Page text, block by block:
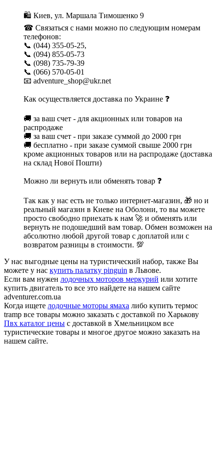
🛍 Киев, ул. Маршала Тимошенко 9
☎ Связаться с нами можно по следующим номерам
телефонов:
📞 (044) 355-05-25,
📞 (094) 855-05-73
📞 (098) 735-79-39
📞 (066) 570-05-01
📧 adventure_shop@ukr.net
Как осуществляется доставка по Украине ❓
🚚 за ваш счет - для акционных или товаров на
распродаже
🚚 за ваш счет - при заказе суммой до 2000 грн
🚚 бесплатно - при заказе суммой свыше 2000 грн
кроме акционных товаров или на распродаже (доставка
на склад Нової Пошти)
Можно ли вернуть или обменять товар ❓
Так как у нас есть не только интернет-магазин, 🎁 но и
реальный магазин в Киеве на Оболони, то вы можете
просто свободно приехать к нам 🚀 и обменять или
вернуть не подошедший вам товар. Обмен возможен на
абсолютно любой другой товар с доплатой или с
возвратом разницы в стоимости. 💯
У нас выгодные цены на туристический набор, также Вы
можете у нас купить палатку pinguin в Львове.
Если вам нужен лодочных моторов меркурий или хотите
купить двигатель то все это найдете на нашем сайте
adventurer.com.ua
Когда ищете лодочные моторы ямаха либо купить термос
tramp все товары можно заказать с доставкой по Харькову
Пвх каталог цены с доставкой в Хмельницком все
туристические товары и многое другое можно заказать на
нашем сайте.